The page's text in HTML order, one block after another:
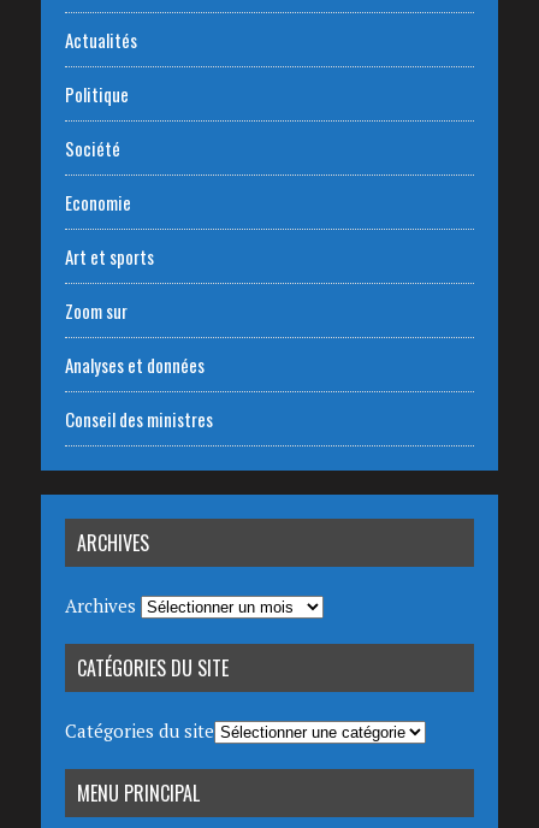
Actualités
Politique
Société
Economie
Art et sports
Zoom sur
Analyses et données
Conseil des ministres
ARCHIVES
Archives
CATÉGORIES DU SITE
Catégories du site
MENU PRINCIPAL